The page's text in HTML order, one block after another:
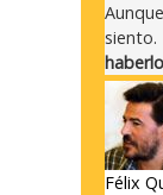
siento.
Félix